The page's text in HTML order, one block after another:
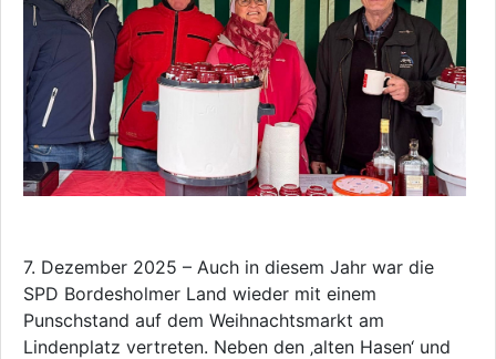
7. Dezember 2025 – Auch in diesem Jahr war die
SPD Bordesholmer Land wieder mit einem
Punschstand auf dem Weihnachtsmarkt am
Lindenplatz vertreten. Neben den ‚alten Hasen‘ und